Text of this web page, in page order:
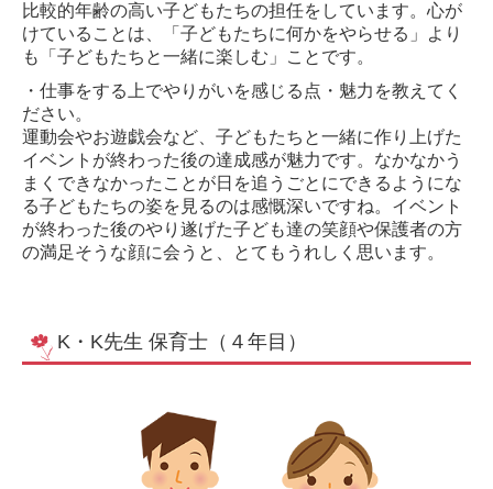
比較的年齢の高い子どもたちの担任をしています。心が
けていることは、「子どもたちに何かをやらせる」より
も「子どもたちと一緒に楽しむ」ことです。
・仕事をする上でやりがいを感じる点・魅力を教えてく
ださい。
運動会やお遊戯会など、子どもたちと一緒に作り上げた
イベントが終わった後の達成感が魅力です。なかなかう
まくできなかったことが日を追うごとにできるようにな
る子どもたちの姿を見るのは感慨深いですね。イベント
が終わった後のやり遂げた子ども達の笑顔や保護者の方
の満足そうな顔に会うと、とてもうれしく思います。
K・K先生 保育士（４年目）